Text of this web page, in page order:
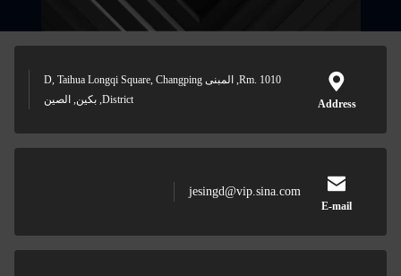
Rm. 1010, المبنى D, Taihua Longqi Square, Changping
jesingd@vip.sina.com